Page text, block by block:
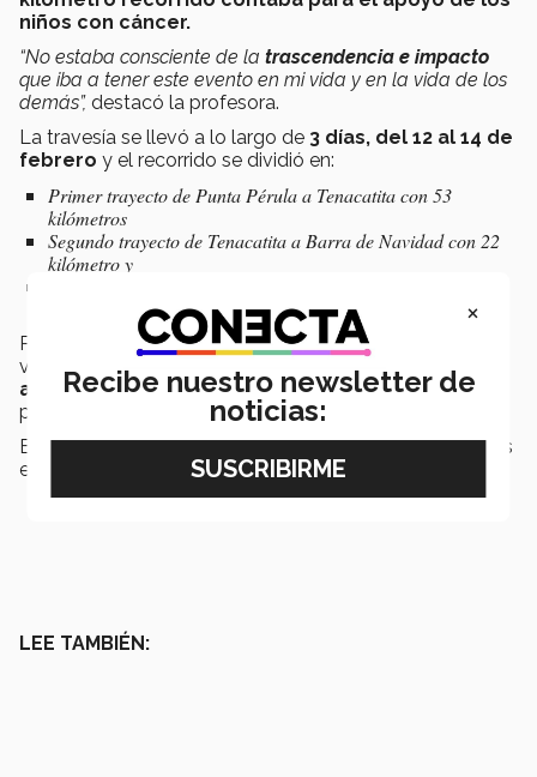
niños con cáncer.
“No estaba consciente de la trascendencia e impacto
que iba a tener este evento en mi vida y en la vida de los
demás”, destacó la profesora.
La travesía se llevó a lo largo de 3 días, del 12 al 14 de
febrero y el recorrido se dividió en:
Primer trayecto de Punta Pérula a Tenacatita con 53
kilómetros
Segundo trayecto de Tenacatita a Barra de Navidad con 22
kilómetro y
Para Enya este tipo de participaciones representa los
valores de sentido humano, acompañado de
acciones concretasque puede marcar un impacto
positivo en nuestra sociedad.
Es este tipo de valores, concluyó, los que trasmite a sus
estudiantes de PrepaTec Guadalajara en sus clases.
LEE TAMBIÉN:
×
Recibe nuestro newsletter de
noticias: